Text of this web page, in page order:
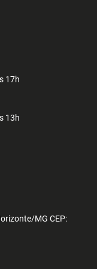
17h
13h
MG CEP: